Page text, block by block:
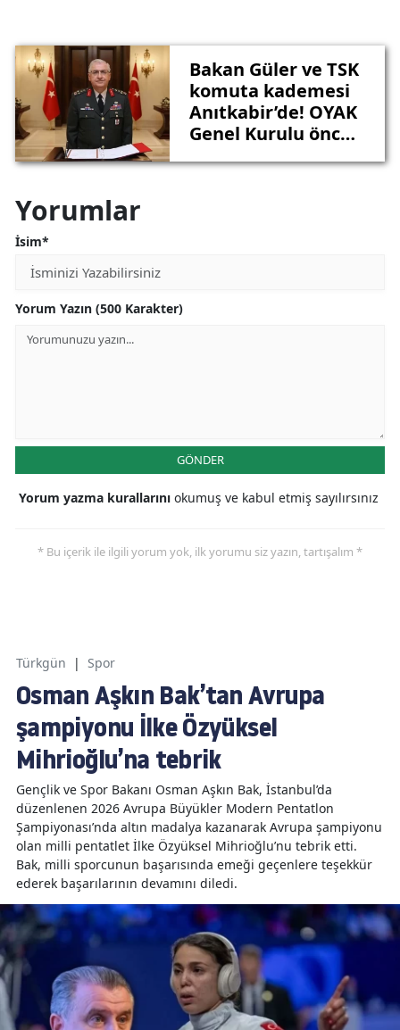
Bakan Güler ve TSK
komuta kademesi
Anıtkabir’de! OYAK
Genel Kurulu öncesi
Yorumlar
İsim*
Yorum Yazın (500 Karakter)
GÖNDER
Yorum yazma kurallarını okumuş ve kabul etmiş sayılırsınız
* Bu içerik ile ilgili yorum yok, ilk yorumu siz yazın, tartışalım *
Türkgün | Spor
Osman Aşkın Bak’tan Avrupa
şampiyonu İlke Özyüksel
Mihrioğlu’na tebrik
Gençlik ve Spor Bakanı Osman Aşkın Bak, İstanbul’da
düzenlenen 2026 Avrupa Büyükler Modern Pentatlon
Şampiyonası’nda altın madalya kazanarak Avrupa şampiyonu
olan milli pentatlet İlke Özyüksel Mihrioğlu’nu tebrik etti.
Bak, milli sporcunun başarısında emeği geçenlere teşekkür
ederek başarılarının devamını diledi.